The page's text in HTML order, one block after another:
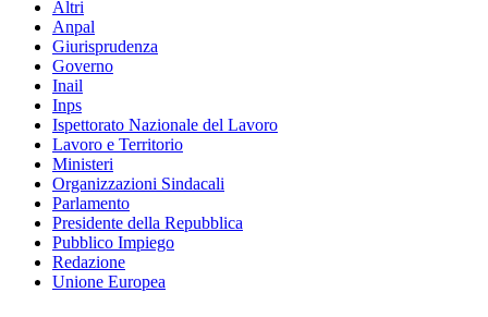
Altri
Anpal
Giurisprudenza
Governo
Inail
Inps
Ispettorato Nazionale del Lavoro
Lavoro e Territorio
Ministeri
Organizzazioni Sindacali
Parlamento
Presidente della Repubblica
Pubblico Impiego
Redazione
Unione Europea